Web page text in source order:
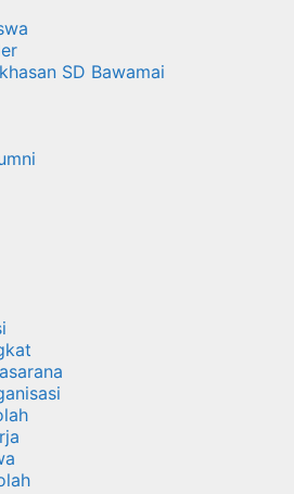
SD Bawamai